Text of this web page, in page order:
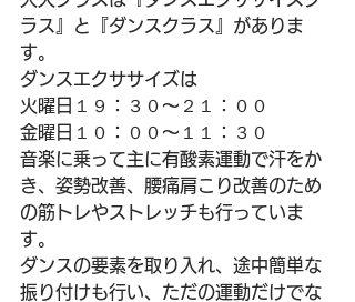
ラス』と『ダンスクラス』がありま
す。
ダンスエクササイズは
火曜日１９：３０～２１：００
金曜日１０：００～１１：３０
音楽に乗って主に有酸素運動で汗をか
き、姿勢改善、腰痛肩こり改善のため
の筋トレやストレッチも行っていま
す。
ダンスの要素を取り入れ、途中簡単な
振り付けも行い、ただの運動だけでな